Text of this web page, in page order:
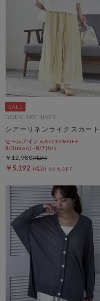
DOUX ARCHIVES
シアーリネンライクスカート
セールアイテムALL10%OFF
8/3(mon)~8/7(fri)
￥5,192 60％OFF
￥12,980